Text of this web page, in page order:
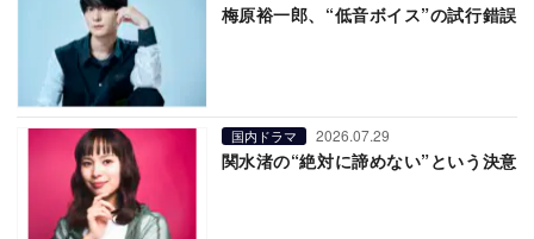
梅原裕一郎、“低音ボイス”の試行錯誤
国内ドラマ 2026.07.29
関水渚の“絶対に諦めない”という決意